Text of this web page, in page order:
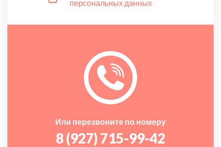
персональных данных
Или перезвоните по номеру
8 (927) 715-99-42